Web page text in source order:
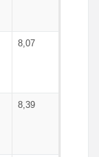
8,07
8,39